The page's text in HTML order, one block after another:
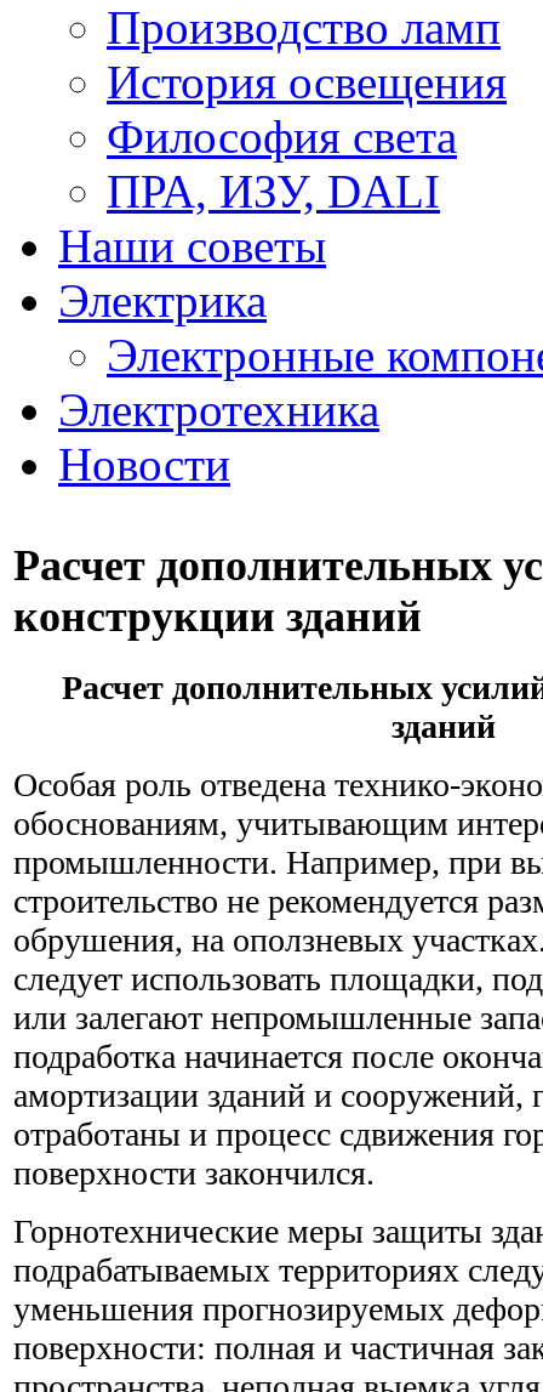
Производство ламп
История освещения
Философия света
ПРА, ИЗУ, DALI
Наши советы
Электрика
Электронные
Электротехника
Новости
Расчет дополнительных
конструкции зданий
Расчет дополнительных
зданий
Особая роль отведена технико-
обоснованиям, учитывающим
промышленности. Например, при
строительство не рекомендуется
обрушения, на оползневых
следует использовать площадки,
или залегают непромышленные
подработка начинается после
амортизации зданий и сооружений,
отработаны и процесс сдвижения
поверхности закончился.
Горнотехнические меры защиты
подрабатываемых территориях
уменьшения прогнозируемых
поверхности: полная и частичная